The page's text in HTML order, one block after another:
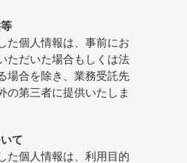
た個人情報は、事前にお
ただいた場合もしくは法
場合を除き、業務受託先
の第三者に提供いたしま
て
た個人情報は、利用目的